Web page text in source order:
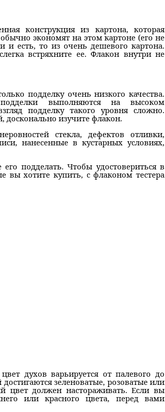
конструкция из картона, которая
экономят на этом картоне (его не
есть, то из очень дешевого картона.
встряхните ее. Флакон внутри не
подделку очень низкого качества.
подделки выполняются на высоком
подделку такого уровня сложно.
досконально изучите флакон.
стекла, дефектов отливки,
нанесенные в кустарных условиях,
подделать. Чтобы удостовериться в
вы хотите купить, с флаконом тестера
духов варьируется от палевого до
зеленоватые, розоватые или
цвет должен настораживать. Если вы
или красного цвета, перед вами